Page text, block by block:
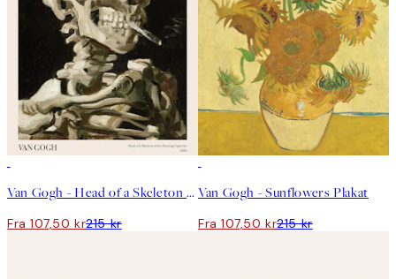
Van Gogh - Head of a Skeleton With a Burning Cigarette Plakat
Fra 107,50 kr215 kr
Van Gogh - Sunflowers Plakat
Fra 107,50 kr215 kr